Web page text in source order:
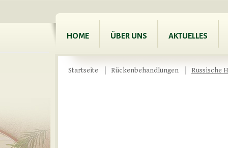
HOME ÜBER UNS AKTUELLES
Startseite Rückenbehandlungen Russische